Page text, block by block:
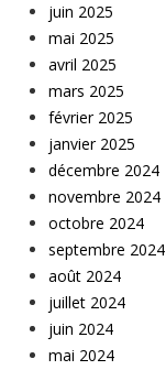
juin 2025
mai 2025
avril 2025
mars 2025
février 2025
janvier 2025
décembre 2024
novembre 2024
octobre 2024
septembre 2024
août 2024
juillet 2024
juin 2024
mai 2024